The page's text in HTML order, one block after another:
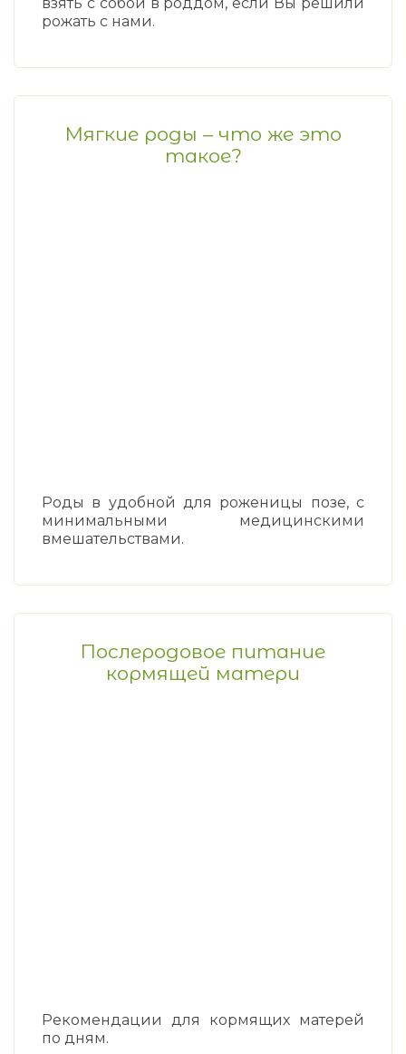
рожать с нами.
Мягкие роды – что же это
такое?
Роды в удобной для роженицы позе, с
минимальными медицинскими
вмешательствами.
Послеродовое питание
кормящей матери
Рекомендации для кормящих матерей
по дням.